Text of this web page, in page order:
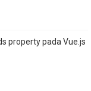
property pada Vue.js